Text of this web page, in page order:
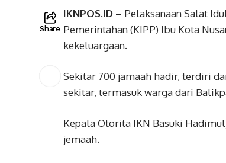
Share
IKNPOS.ID – Pelaksanaan Salat
Pemerintahan (KIPP) Ibu Kota
kekeluargaan.
Sekitar 700 jamaah hadir, terdiri
sekitar, termasuk warga dari
Kepala Otorita IKN Basuki
jemaah.